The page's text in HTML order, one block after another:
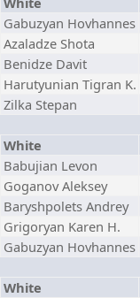
Gabuzyan Hovhannes
Azaladze Shota
Benidze Davit
Harutyunian Tigran K.
Zilka Stepan
White
Babujian Levon
Goganov Aleksey
Baryshpolets Andrey
Grigoryan Karen H.
Gabuzyan Hovhannes
White